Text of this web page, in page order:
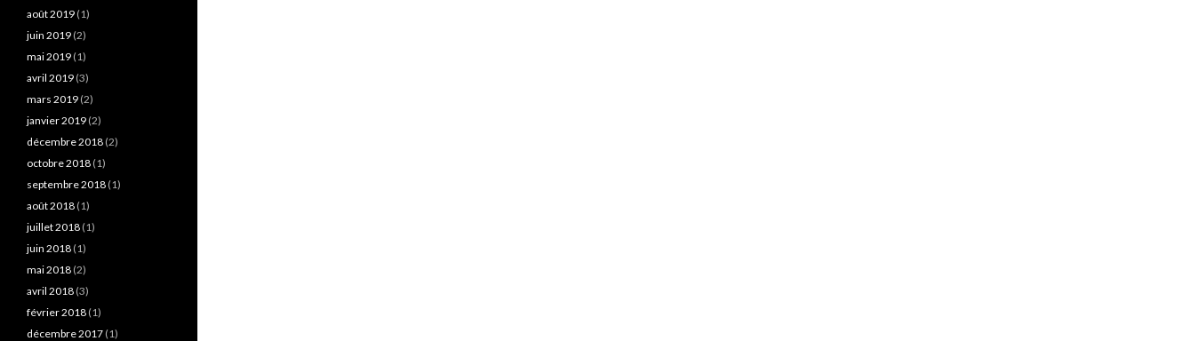
août 2019 (1)
juin 2019 (2)
mai 2019 (1)
avril 2019 (3)
mars 2019 (2)
janvier 2019 (2)
décembre 2018 (2)
octobre 2018 (1)
septembre 2018 (1)
août 2018 (1)
juillet 2018 (1)
juin 2018 (1)
mai 2018 (2)
avril 2018 (3)
février 2018 (1)
décembre 2017 (1)